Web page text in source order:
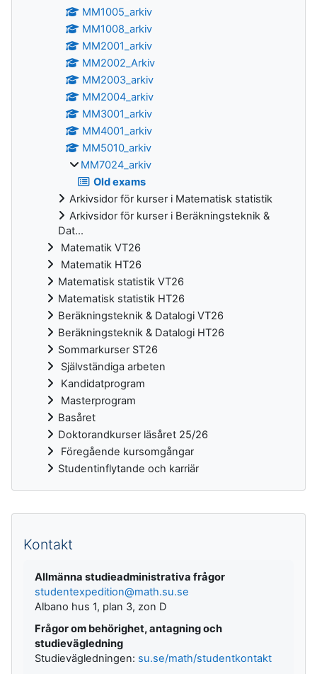
MM1005_arkiv
MM1008_arkiv
MM2001_arkiv
MM2002_Arkiv
MM2003_arkiv
MM2004_arkiv
MM3001_arkiv
MM4001_arkiv
MM5010_arkiv
MM7024_arkiv
Old exams
Arkivsidor för kurser i Matematisk statistik
Arkivsidor för kurser i Beräkningsteknik &
Dat...
Matematik VT26
Matematik HT26
Matematisk statistik VT26
Matematisk statistik HT26
Beräkningsteknik & Datalogi VT26
Beräkningsteknik & Datalogi HT26
Sommarkurser ST26
Självständiga arbeten
Kandidatprogram
Masterprogram
Basåret
Doktorandkurser läsåret 25/26
Föregående kursomgångar
Studentinflytande och karriär
Kontakt
Allmänna studieadministrativa frågor
studentexpedition@math.su.se
Albano hus 1, plan 3, zon D
Frågor om behörighet, antagning och
studievägledning
Studievägledningen: su.se/math/studentkontakt